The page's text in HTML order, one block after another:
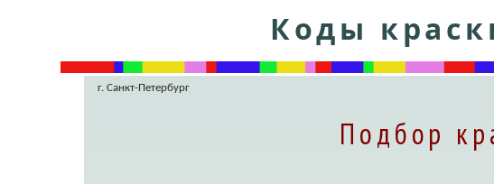
Коды
г. Санкт-Петербург
Подбор